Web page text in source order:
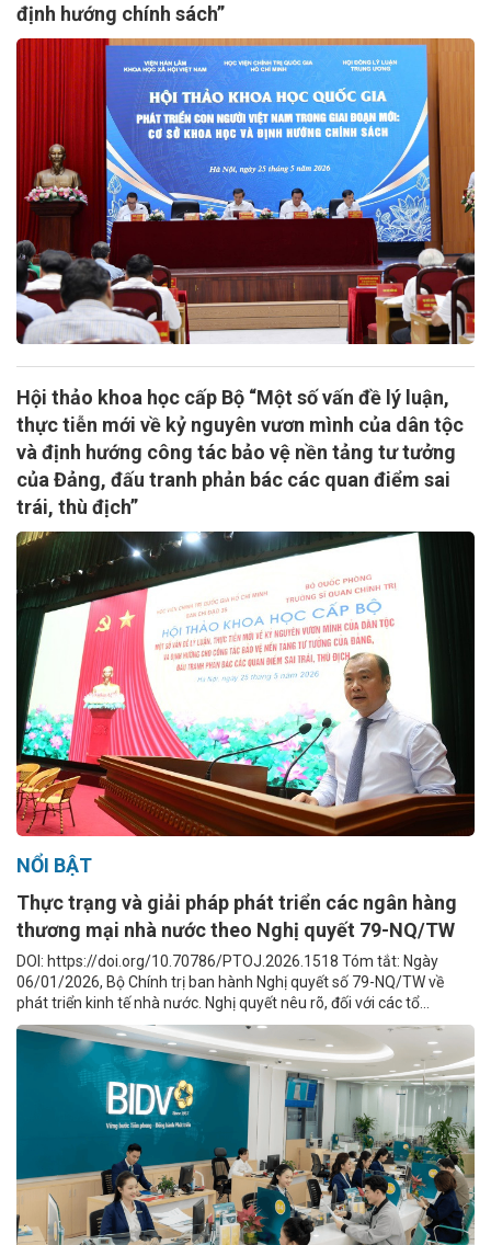
định hướng chính sách”
Hội thảo khoa học cấp Bộ “Một số vấn đề lý luận,
thực tiễn mới về kỷ nguyên vươn mình của dân tộc
và định hướng công tác bảo vệ nền tảng tư tưởng
của Đảng, đấu tranh phản bác các quan điểm sai
trái, thù địch”
NỔI BẬT
Thực trạng và giải pháp phát triển các ngân hàng
thương mại nhà nước theo Nghị quyết 79-NQ/TW
DOI: https://doi.org/10.70786/PTOJ.2026.1518 Tóm tắt: Ngày
06/01/2026, Bộ Chính trị ban hành Nghị quyết số 79-NQ/TW về
phát triển kinh tế nhà nước. Nghị quyết nêu rõ, đối với các tổ...